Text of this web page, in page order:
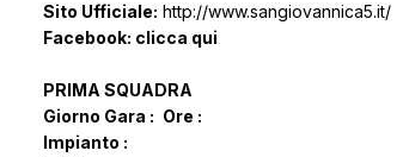
Sito Ufficiale: http://www.sangiovannica5.it/
Facebook: clicca qui
PRIMA SQUADRA
Giorno Gara : Ore :
Impianto :